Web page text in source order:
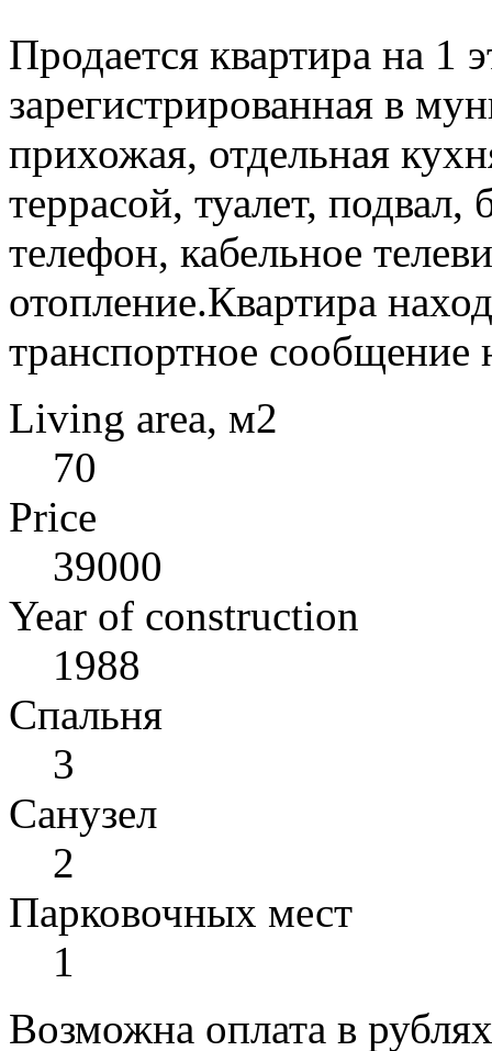
Продается квартира на 1
зарегистрированная в
прихожая, отдельная
террасой, туалет,
телефон, кабельное
отопление.Квартира
транспортное сообщение
Living area, м2
70
Price
39000
Year of construction
1988
Спальня
3
Санузел
2
Парковочных мест
1
Возможна оплата в